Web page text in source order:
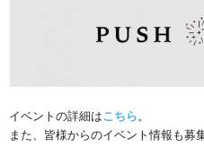
イベントの詳細はこちら。
また、皆様からのイベント情報も